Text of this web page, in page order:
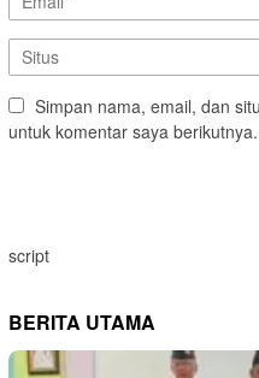
Simpan nama, email, dan
untuk komentar saya berikutnya.
script
BERITA UTAMA